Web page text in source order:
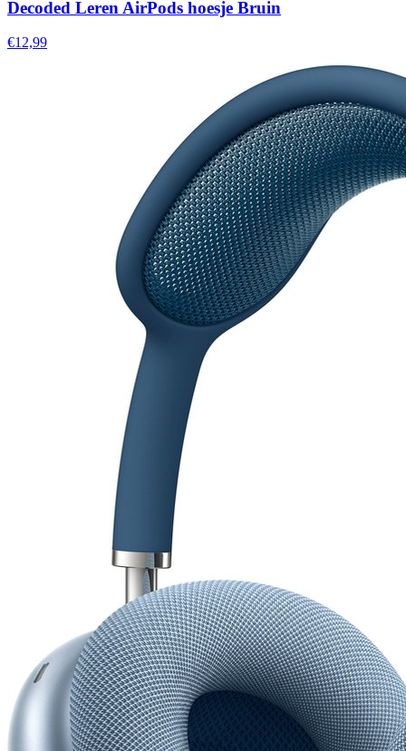
Decoded Leren AirPods hoesje Bruin
€12,99